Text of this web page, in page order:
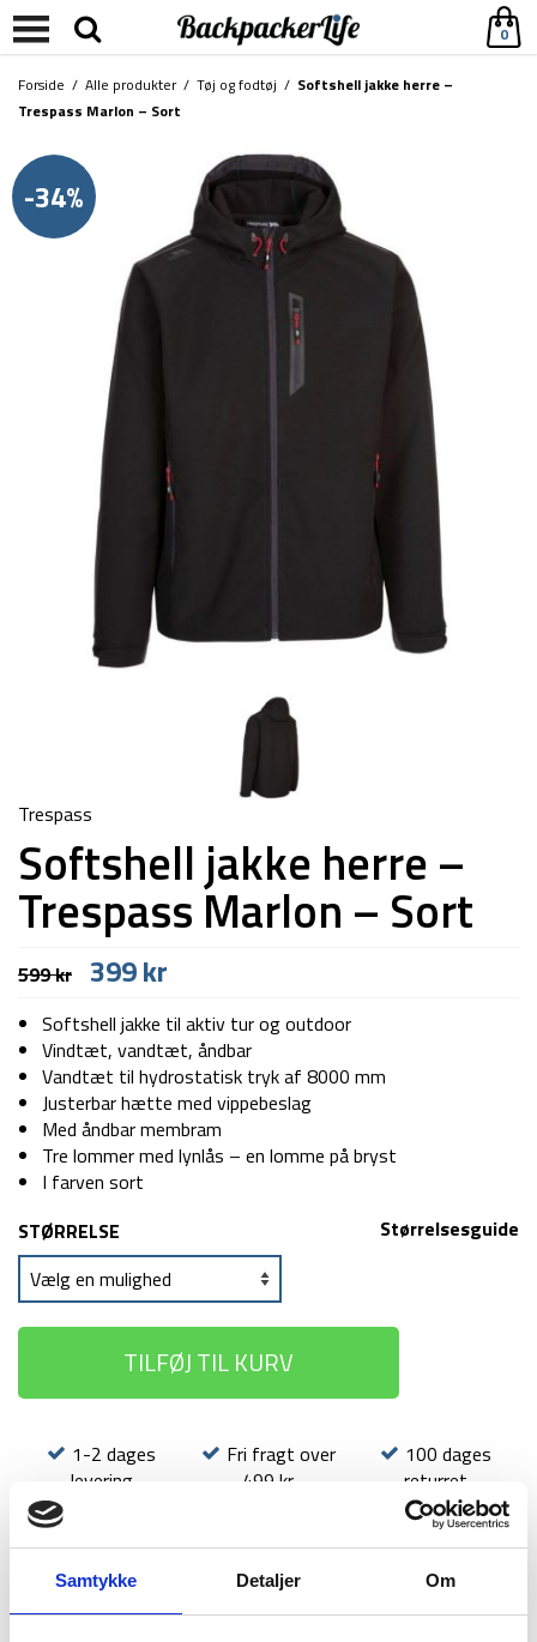
Samtykke Detaljer Om
0
Forside / Alle produkter/ Tøj og fodtøj / Softshell jakke herre –
Trespass Marlon – Sort
-34%
Trespass
Softshell jakke herre –
Trespass Marlon – Sort
599kr Den
oprindelige
pris
var:
599 kr.
399kr
pris
er:
399 kr.
Softshell jakke til aktiv tur og outdoor
Vindtæt, vandtæt, åndbar
Vandtæt til hydrostatisk tryk af 8000 mm
Justerbar hætte med vippebeslag
Med åndbar membram
Tre lommer med lynlås – en lomme på bryst
I farven sort
Størrelsesguide
STØRRELSE
TILFØJ TIL KURV
1-2 dages
levering
Fri fragt over
499 kr
100 dages
returret